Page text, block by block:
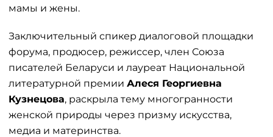
мамы и жены.
Заключительный спикер диалоговой площадки
форума, продюсер, режиссер, член Союза
писателей Беларуси и лауреат Национальной
литературной премии Алеся Георгиевна
Кузнецова, раскрыла тему многогранности
женской природы через призму искусства,
медиа и материнства.